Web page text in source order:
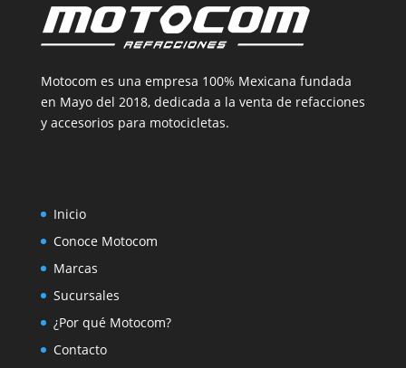
Motocom es una empresa 100% Mexicana fundada
en Mayo del 2018, dedicada a la venta de refacciones
y accesorios para motocicletas.
Inicio
Conoce Motocom
Marcas
Sucursales
¿Por qué Motocom?
Contacto